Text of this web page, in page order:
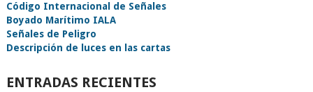
Código Internacional de Señales
Boyado Marítimo IALA
Señales de Peligro
Descripción de luces en las cartas
ENTRADAS RECIENTES